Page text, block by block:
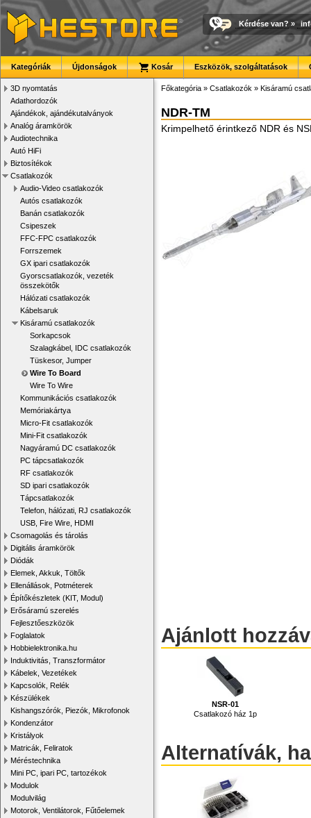
Kérdése van? »
Kategóriák Újdonságok Kosár Eszközök, szolgáltatások
3D nyomtatás
Adathordozók
Ajándékok, ajándékutalványok
Analóg áramkörök
Audiotechnika
Autó HiFi
Biztosítékok
Csatlakozók
Audio-Video csatlakozók
Autós csatlakozók
Banán csatlakozók
Csipeszek
FFC-FPC csatlakozók
Forrszemek
GX ipari csatlakozók
Gyorscsatlakozók, vezeték
összekötők
Hálózati csatlakozók
Kábelsaruk
Kisáramú csatlakozók
Sorkapcsok
Szalagkábel, IDC csatlakozók
Tüskesor, Jumper
Wire To Board
Wire To Wire
Kommunikációs csatlakozók
Memóriakártya
Micro-Fit csatlakozók
Mini-Fit csatlakozók
Nagyáramú DC csatlakozók
PC tápcsatlakozók
RF csatlakozók
SD ipari csatlakozók
Tápcsatlakozók
Telefon, hálózati, RJ csatlakozók
USB, Fire Wire, HDMI
Csomagolás és tárolás
Digitális áramkörök
Diódák
Elemek, Akkuk, Töltők
Ellenállások, Potméterek
Építőkészletek (KIT, Modul)
Erősáramú szerelés
Fejlesztőeszközök
Foglalatok
Hobbielektronika.hu
Induktivitás, Transzformátor
Kábelek, Vezetékek
Kapcsolók, Relék
Készülékek
Kishangszórók, Piezók, Mikrofonok
Kondenzátor
Kristályok
Matricák, Feliratok
Méréstechnika
Mini PC, ipari PC, tartozékok
Modulok
Modulvilág
Motorok, Ventilátorok, Fűtőelemek
Főkategória » Csatlakozók » Kisáramú
NDR-TM
Krimpelhető érintkező NDR és
Ajánlott
NSR-01
Csatlakozó ház 1p
Alternatívák,